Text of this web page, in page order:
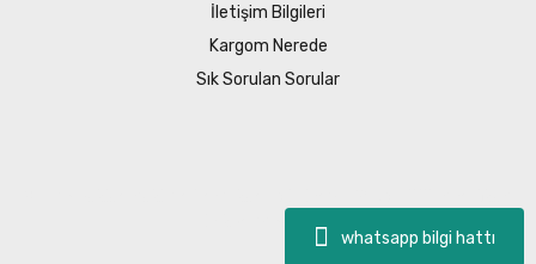
whatsapp bilgi hattı
İletişim Bilgileri
Kargom Nerede
Sık Sorulan Sorular